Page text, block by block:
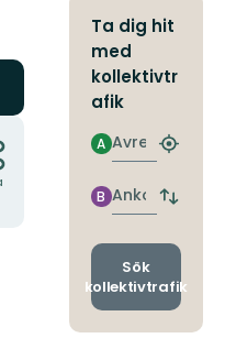
Ta dig hit
med
kollektivtr
afik
Avresa
A
Hitta
Ankomst
B
Byt
och
Sök
kollektivtrafik